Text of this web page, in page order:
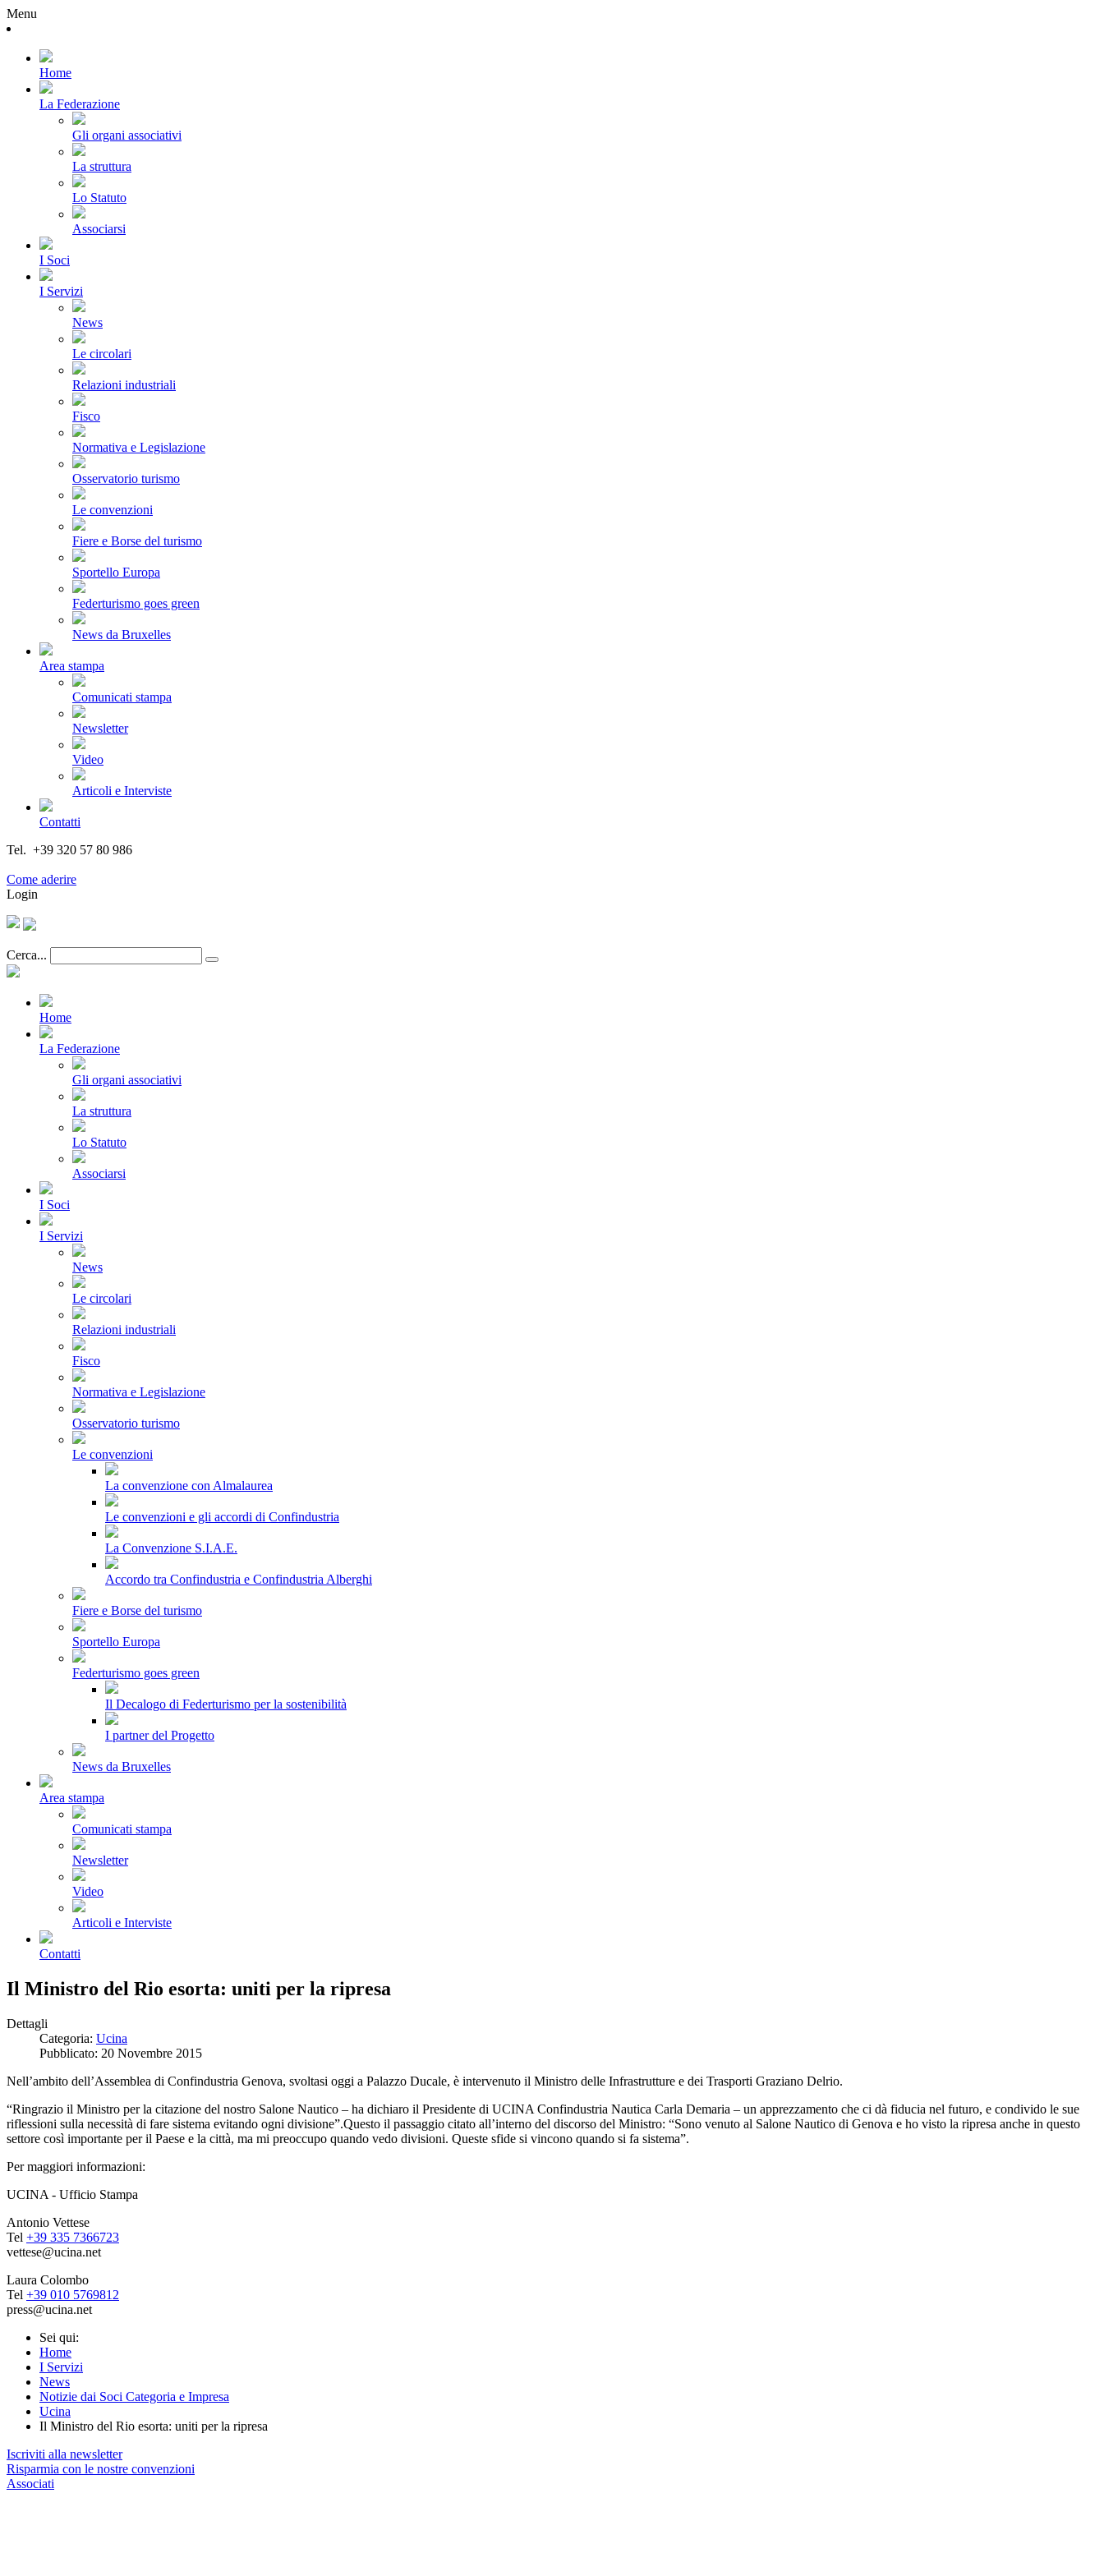
Menu
Home
La Federazione
Gli organi associativi
La struttura
Lo Statuto
Associarsi
I Soci
I Servizi
News
Le circolari
Relazioni industriali
Fisco
Normativa e Legislazione
Osservatorio turismo
Le convenzioni
Fiere e Borse del turismo
Sportello Europa
Federturismo goes green
News da Bruxelles
Area stampa
Comunicati stampa
Newsletter
Video
Articoli e Interviste
Contatti
Tel. +39 320 57 80 986
Come aderire
Login
Cerca...
Home
La Federazione
Gli organi associativi
La struttura
Lo Statuto
Associarsi
I Soci
I Servizi
News
Le circolari
Relazioni industriali
Fisco
Normativa e Legislazione
Osservatorio turismo
Le convenzioni
La convenzione con Almalaurea
Le convenzioni e gli accordi di Confindustria
La Convenzione S.I.A.E.
Accordo tra Confindustria e Confindustria Alberghi
Fiere e Borse del turismo
Sportello Europa
Federturismo goes green
Il Decalogo di Federturismo per la sostenibilità
I partner del Progetto
News da Bruxelles
Area stampa
Comunicati stampa
Newsletter
Video
Articoli e Interviste
Contatti
Il Ministro del Rio esorta: uniti per la ripresa
Dettagli
Categoria: Ucina
Pubblicato: 20 Novembre 2015
Nell’ambito dell’Assemblea di Confindustria Genova, svoltasi oggi a Palazzo Ducale, è intervenuto il Ministro delle Infrastrutture e dei Trasporti Graziano Delrio.
“Ringrazio il Ministro per la citazione del nostro Salone Nautico – ha dichiaro il Presidente di UCINA Confindustria Nautica Carla Demaria – un apprezzamento che ci dà fiducia nel futuro, e condivido le sue
riflessioni sulla necessità di fare sistema evitando ogni divisione”.Questo il passaggio citato all’interno del discorso del Ministro: “Sono venuto al Salone Nautico di Genova e ho visto la ripresa anche in questo
settore così importante per il Paese e la città, ma mi preoccupo quando vedo divisioni. Queste sfide si vincono quando si fa sistema”.
Per maggiori informazioni:
UCINA - Ufficio Stampa
Antonio Vettese
Tel +39 335 7366723
vettese@ucina.net
Laura Colombo
Tel +39 010 5769812
press@ucina.net
Sei qui:
Home
I Servizi
News
Notizie dai Soci Categoria e Impresa
Ucina
Il Ministro del Rio esorta: uniti per la ripresa
Iscriviti alla newsletter
Risparmia con le nostre convenzioni
Associati